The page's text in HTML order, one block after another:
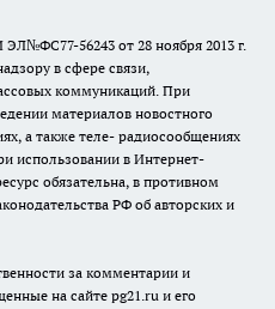
56243 от 28 ноября 2013 г.
в сфере связи,
коммуникаций. При
материалов новостного
а также теле- радиосообщениях
использовании в Интернет-
обязательна, в противном
РФ об авторских и
за комментарии и
на сайте pg21.ru и его